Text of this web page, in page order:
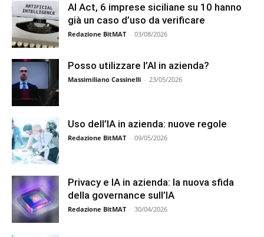
AI Act, 6 imprese siciliane su 10 hanno
già un caso d’uso da verificare
Redazione BitMAT - 03/08/2026
Posso utilizzare l’AI in azienda?
Massimiliano Cassinelli - 23/05/2026
Uso dell’IA in azienda: nuove regole
Redazione BitMAT - 09/05/2026
Privacy e IA in azienda: la nuova sfida
della governance sull’IA
Redazione BitMAT - 30/04/2026